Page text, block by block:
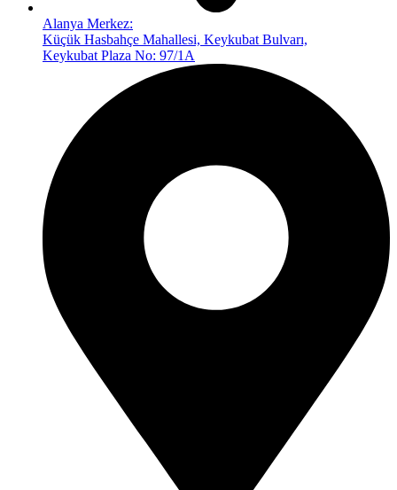
Alanya Merkez:
Küçük Hasbahçe Mahallesi, Keykubat Bulvarı,
Keykubat Plaza No: 97/1A